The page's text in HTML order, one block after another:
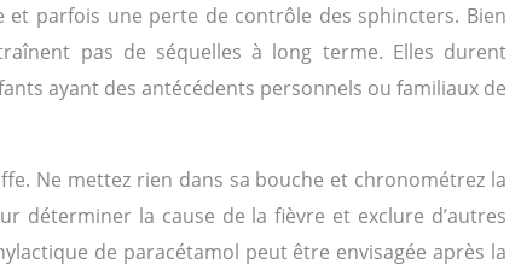
parfois une perte de contrôle des sphincters. Bien
pas de séquelles à long terme. Elles durent
ayant des antécédents personnels ou familiaux de
Ne mettez rien dans sa bouche et chronométrez la
déterminer la cause de la fièvre et exclure d’autres
de paracétamol peut être envisagée après la